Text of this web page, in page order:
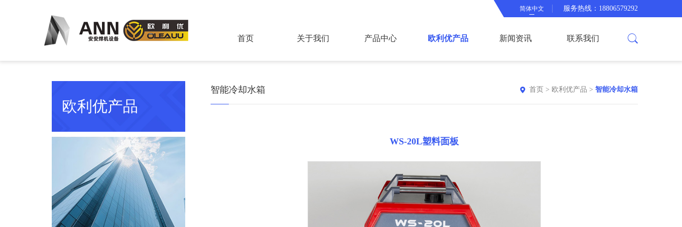
简体中文 服务热线：18806579292
首页 关于我们 产品中心 欧利优产品 新闻资讯 联系我们
欧利优产品
智能冷却水箱 首页 > 欧利优产品 > 智能冷却水箱
WS-20L塑料面板